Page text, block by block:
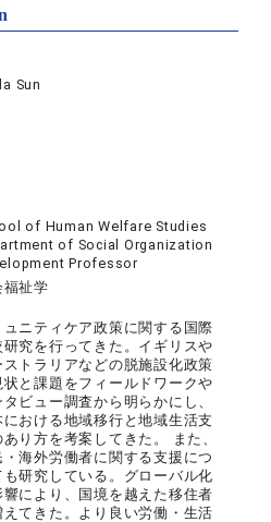
Sun
of Human Welfare Studies
of Social Organization
Professor
福祉学
ュニティケア政策に関する国際
研究を行ってきた。イギリスや
ストラリアなどの脱施設化政策
状と課題をフィールドワークや
タビュー調査から明らかにし、
における地域移行と地域生活支
り方を考案してきた。 また、
・海外労働者に関する支援につ
も研究している。グローバル化
響により、国境を越えた移住者
えてきた。より良い労働・生活